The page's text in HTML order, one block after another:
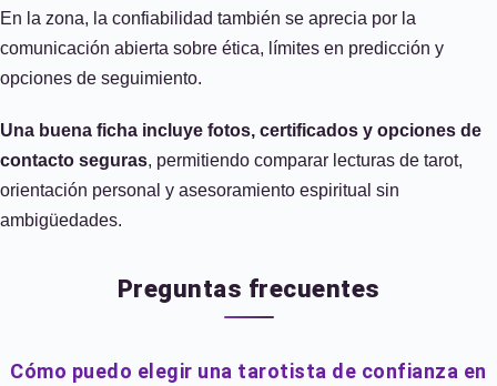
En la zona, la confiabilidad también se aprecia por la
comunicación abierta sobre ética, límites en predicción y
opciones de seguimiento.
Una buena ficha incluye fotos, certificados y opciones de
contacto seguras, permitiendo comparar lecturas de tarot,
orientación personal y asesoramiento espiritual sin
ambigüedades.
Preguntas frecuentes
Cómo puedo elegir una tarotista de confianza en